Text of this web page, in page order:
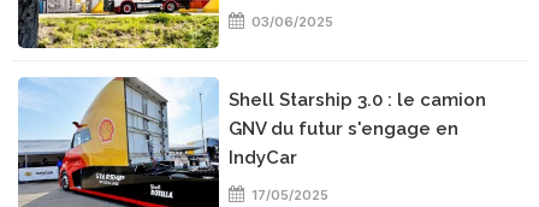
03/06/2025
Shell Starship 3.0 : le camion
GNV du futur s'engage en
IndyCar
17/05/2025